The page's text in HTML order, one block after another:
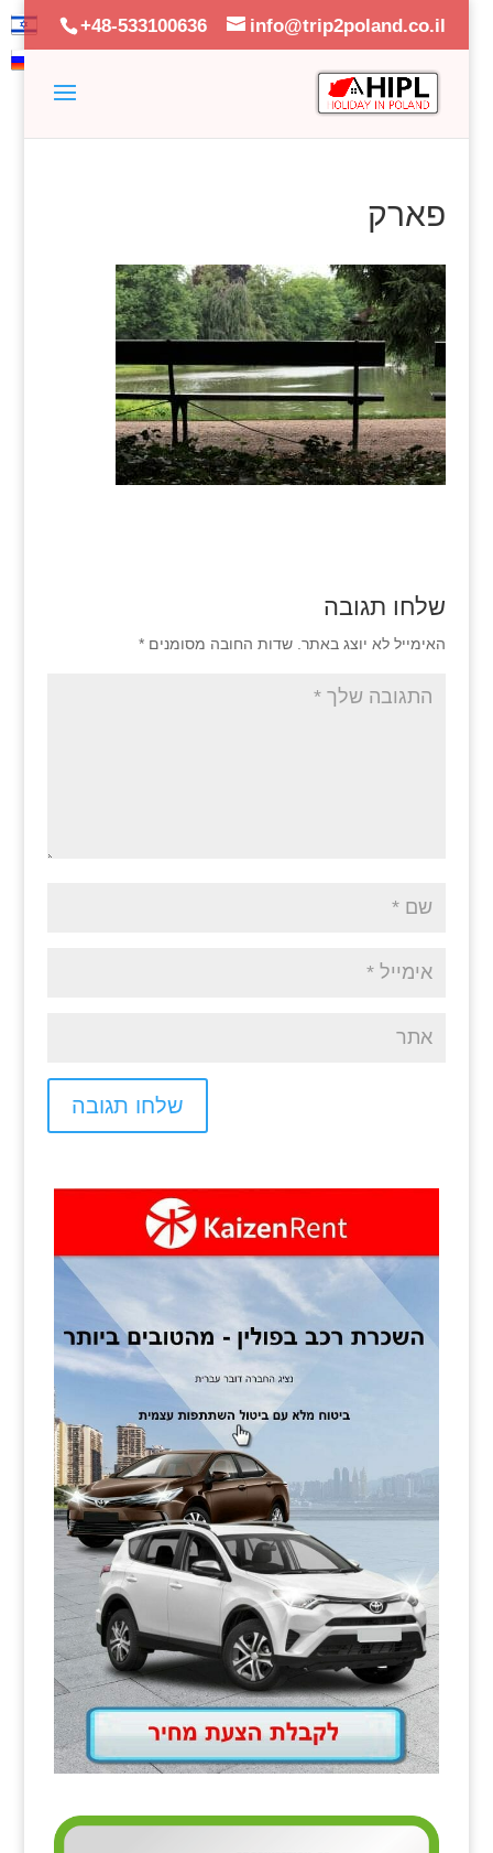
+48-533100636 info@trip2poland.co.il
פארק
שלחו תגובה
האימייל לא יוצג באתר. שדות החובה מסומנים *